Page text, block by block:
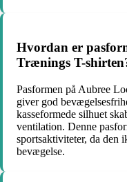
Hvordan er
Trænings T-
Pasformen på Aubree
giver god
kasseformede silhuet
ventilation. Denne
sportsaktiviteter, da den
bevægelse.